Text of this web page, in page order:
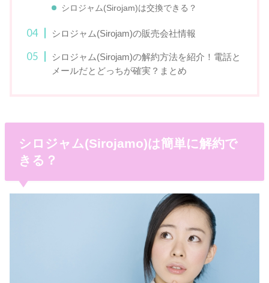
シロジャム(Sirojam)は交換できる？
シロジャム(Sirojam)の販売会社情報
シロジャム(Sirojam)の解約方法を紹介！電話と
メールだとどっちが確実？まとめ
シロジャム(Sirojamo)は簡単に解約で
きる？